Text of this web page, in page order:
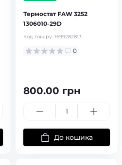
Термостат FAW 3252
1306010-29D
Код товару: 1699282813
0
800.00 грн
До кошика